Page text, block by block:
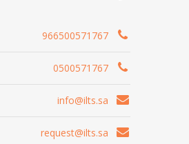
966500571767
0500571767
info@ilts.sa
request@ilts.sa